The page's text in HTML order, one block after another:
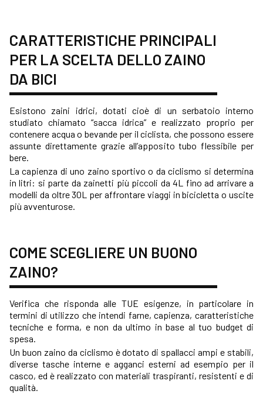
CARATTERISTICHE PRINCIPALI
PER LA SCELTA DELLO ZAINO
DA BICI
Esistono zaini idrici, dotati cioè di un serbatoio interno
studiato chiamato “sacca idrica” e realizzato proprio per
contenere acqua o bevande per il ciclista, che possono essere
assunte direttamente grazie all’apposito tubo flessibile per
bere.
La capienza di uno zaino sportivo o da ciclismo si determina
in litri: si parte da zainetti più piccoli da 4L fino ad arrivare a
modelli da oltre 30L per affrontare viaggi in bicicletta o uscite
più avventurose.
COME SCEGLIERE UN BUONO
ZAINO?
Verifica che risponda alle TUE esigenze, in particolare in
termini di utilizzo che intendi farne, capienza, caratteristiche
tecniche e forma, e non da ultimo in base al tuo budget di
spesa.
Un buon zaino da ciclismo è dotato di spallacci ampi e stabili,
diverse tasche interne e agganci esterni ad esempio per il
casco, ed è realizzato con materiali traspiranti, resistenti e di
qualità.